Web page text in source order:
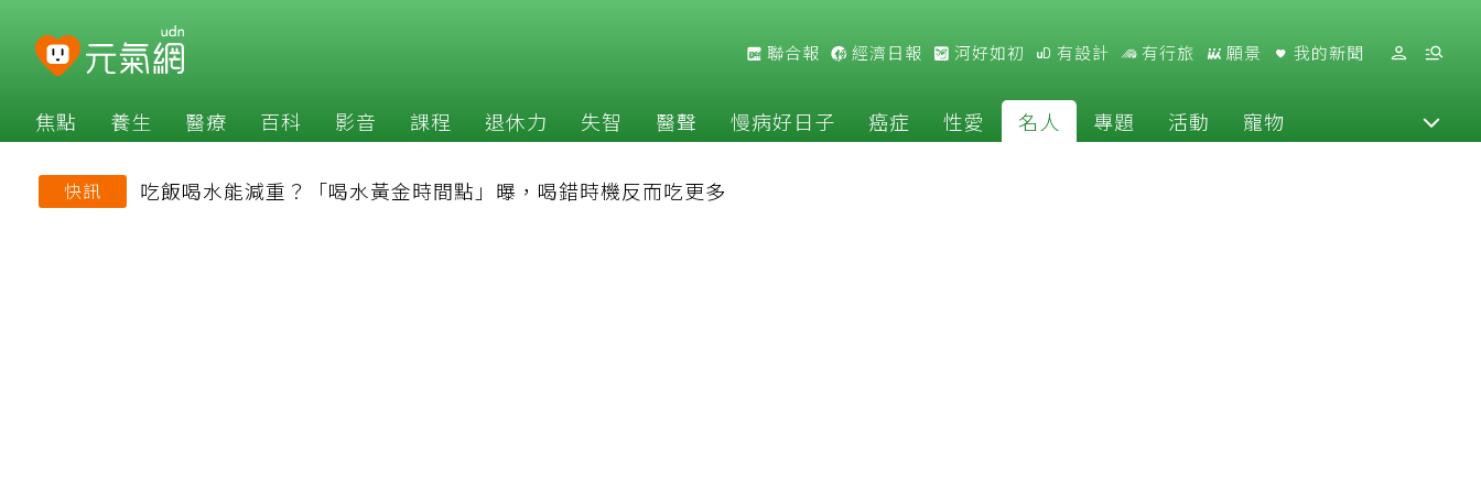
聯合報 經濟日報 河好如初 有設計 有行旅 願景 我的新聞
焦點 養生 醫療 百科 影音 課程 退休力 失智 醫聲 慢病好日子 癌症 性愛 名人 專題 活動 寵物
快訊 吃飯喝水能減重？「喝水黃金時間點」曝，喝錯時機反而吃更多